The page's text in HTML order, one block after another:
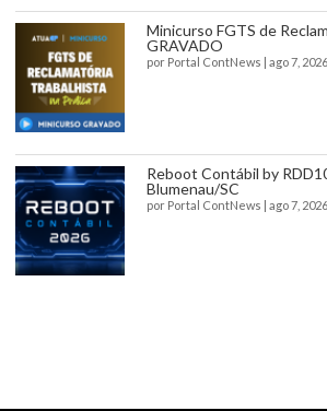
Minicurso FGTS de
GRAVADO
por Portal ContNews ago 7, 2026
Reboot Contábil by
Blumenau/SC
por Portal ContNews ago 7, 2026